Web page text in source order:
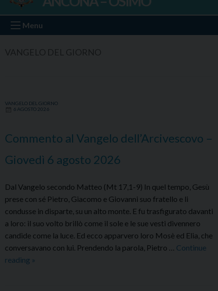
Ancona Osimo
Menu
VANGELO DEL GIORNO
6 AGOSTO 2026
Commento al Vangelo dell’Arcivescovo –
Giovedì 6 agosto 2026
Dal Vangelo secondo Matteo (Mt 17,1-9) In quel tempo, Gesù
prese con sé Pietro, Giacomo e Giovanni suo fratello e li
condusse in disparte, su un alto monte. E fu trasfigurato davanti
a loro: il suo volto brillò come il sole e le sue vesti divennero
candide come la luce. Ed ecco apparvero loro Mosè ed Elia, che
conversavano con lui. Prendendo la parola, Pietro … Continue
reading Commento
»